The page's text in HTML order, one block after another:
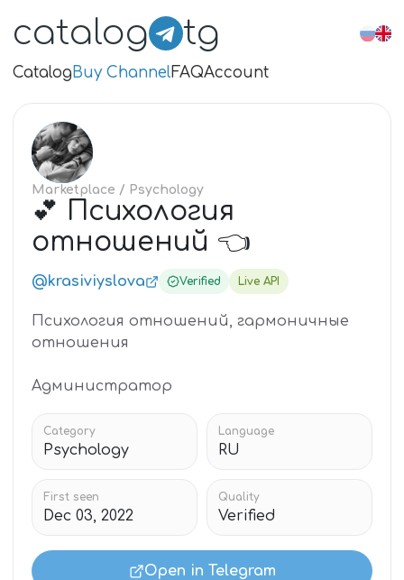
catalog tg
CatalogBuy ChannelFAQAccount
💕
Marketplace / Psychology
💕 Психология
отношений 👈
@krasiviyslova Verified Live API
Психология отношений, гармоничные
отношения
Администратор
Category
Psychology
Language
RU
First seen
Dec 03, 2022
Quality
Verified
Open in Telegram